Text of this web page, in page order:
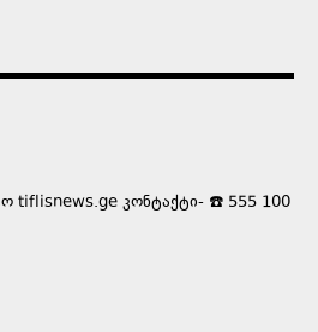
tiflisnews.ge კონტაქტი- ☎️ 555 100